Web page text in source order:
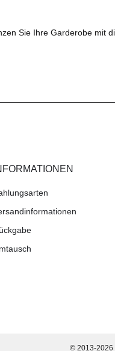
Sie Ihre Garderobe mit
© 2013-2026